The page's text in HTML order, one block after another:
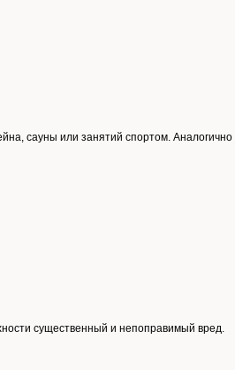
сауны или занятий спортом. Аналогично
существенный и непоправимый вред.